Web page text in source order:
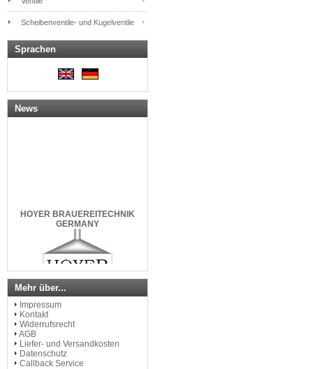
Scheibenventile- und Kugelventile
Sprachen
News
HOYER BRAUEREITECHNIK
GERMANY
www.mikrobrau.de
Mehr über...
Impressum
Kontakt
Widerrufsrecht
AGB
Liefer- und Versandkosten
Datenschutz
Callback Service